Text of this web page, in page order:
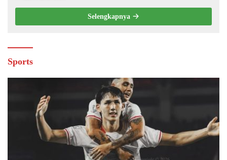
Selengkapnya
Sports